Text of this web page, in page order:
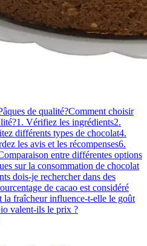
de qualité?Comment choisir
1. Vérifiez les ingrédients2.
différents types de chocolat4.
les avis et les récompenses6.
entre différentes options
sur la consommation de chocolat
dois-je rechercher dans des
de cacao est considéré
la fraîcheur influence-t-elle le goût
valent-ils le prix ?